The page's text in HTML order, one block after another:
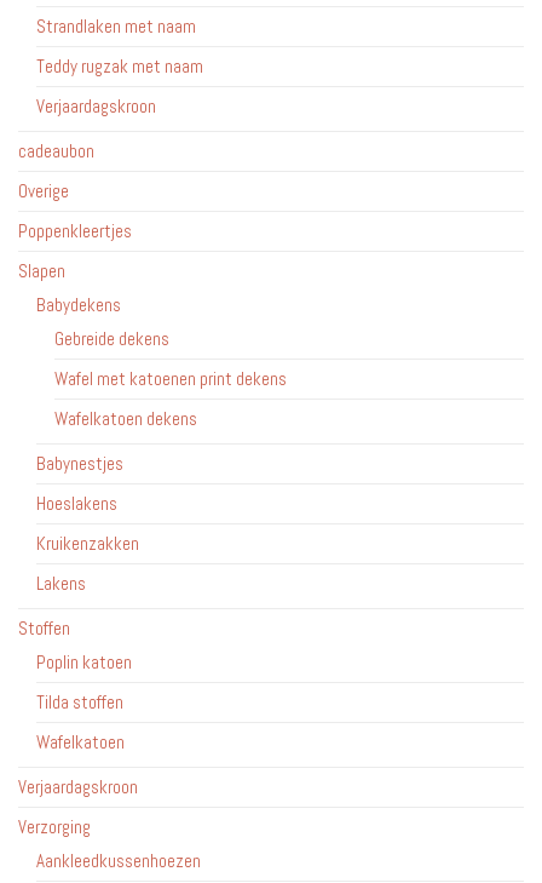
Strandlaken met naam
Teddy rugzak met naam
Verjaardagskroon
cadeaubon
Overige
Poppenkleertjes
Slapen
Babydekens
Gebreide dekens
Wafel met katoenen print dekens
Wafelkatoen dekens
Babynestjes
Hoeslakens
Kruikenzakken
Lakens
Stoffen
Poplin katoen
Tilda stoffen
Wafelkatoen
Verjaardagskroon
Verzorging
Aankleedkussenhoezen